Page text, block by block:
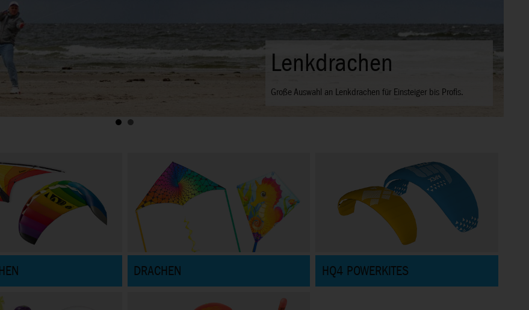
Metal Earth
Perfekte 3D-Metalmodelle für
DRACHEN HQ4 POWERKITES